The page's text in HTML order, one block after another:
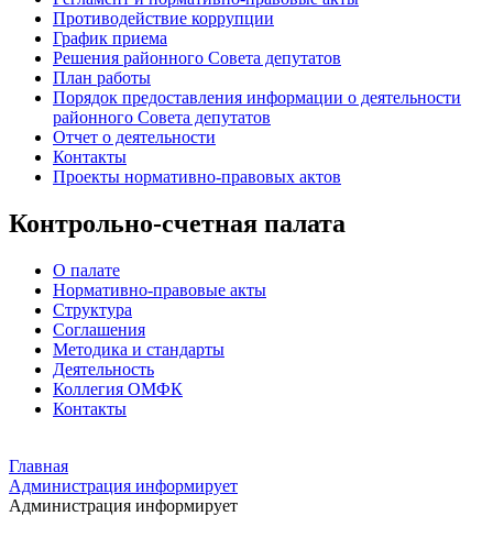
Противодействие коррупции
График приема
Решения районного Совета депутатов
План работы
Порядок предоставления информации о деятельности
районного Совета депутатов
Отчет о деятельности
Контакты
Проекты нормативно-правовых актов
Контрольно-счетная палата
О палате
Нормативно-правовые акты
Структура
Соглашения
Методика и стандарты
Деятельность
Коллегия ОМФК
Контакты
Главная
Администрация информирует
Администрация информирует